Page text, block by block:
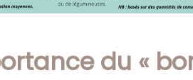
du «